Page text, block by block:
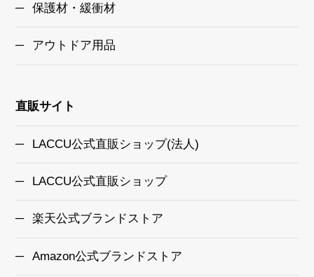
保護材・緩衝材
アウトドア用品
直販サイト
LACCU公式直販ショップ(法人)
LACCU公式直販ショップ
楽天公式ブランドストア
Amazon公式ブランドストア